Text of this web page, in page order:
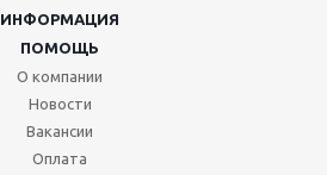
ИНФОРМАЦИЯ
ПОМОЩЬ
О компании
Новости
Вакансии
Оплата